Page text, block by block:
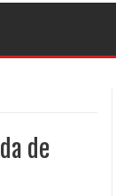
de